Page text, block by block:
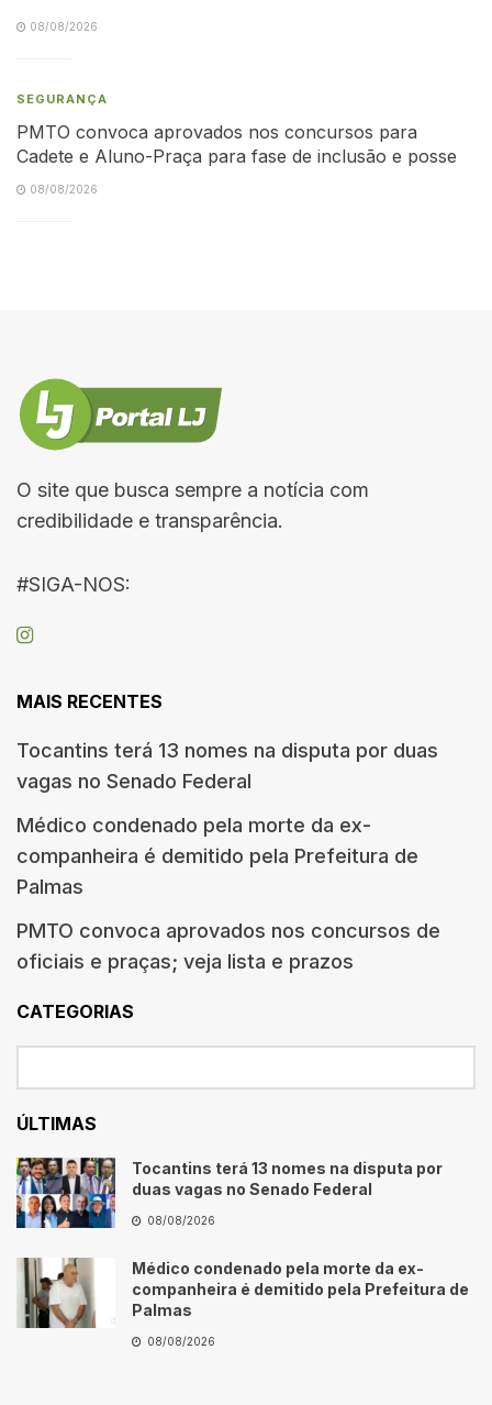
08/08/2026
SEGURANÇA
PMTO convoca aprovados nos concursos para
Cadete e Aluno-Praça para fase de inclusão e posse
08/08/2026
O site que busca sempre a notícia com
credibilidade e transparência.
#SIGA-NOS:
MAIS RECENTES
Tocantins terá 13 nomes na disputa por duas
vagas no Senado Federal
Médico condenado pela morte da ex-
companheira é demitido pela Prefeitura de
Palmas
PMTO convoca aprovados nos concursos de
oficiais e praças; veja lista e prazos
CATEGORIAS
ÚLTIMAS
Tocantins terá 13 nomes na disputa por
duas vagas no Senado Federal
08/08/2026
Médico condenado pela morte da ex-
companheira é demitido pela Prefeitura de
Palmas
08/08/2026